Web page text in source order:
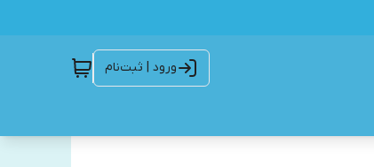
ورود | ثبت‌نام